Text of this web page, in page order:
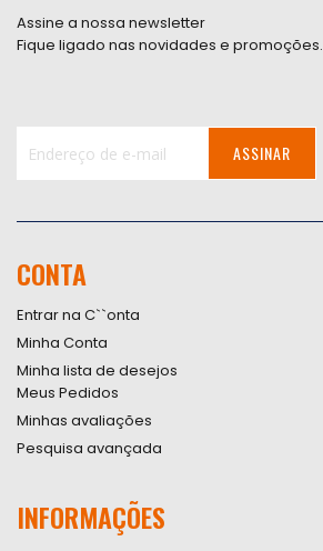
Assine a nossa newsletter
Fique ligado nas novidades e promoções.
Newsletter:
ASSINAR
CONTA
Entrar na C``onta
Minha Conta
Minha lista de desejos
Meus Pedidos
Minhas avaliações
Pesquisa avançada
INFORMAÇÕES